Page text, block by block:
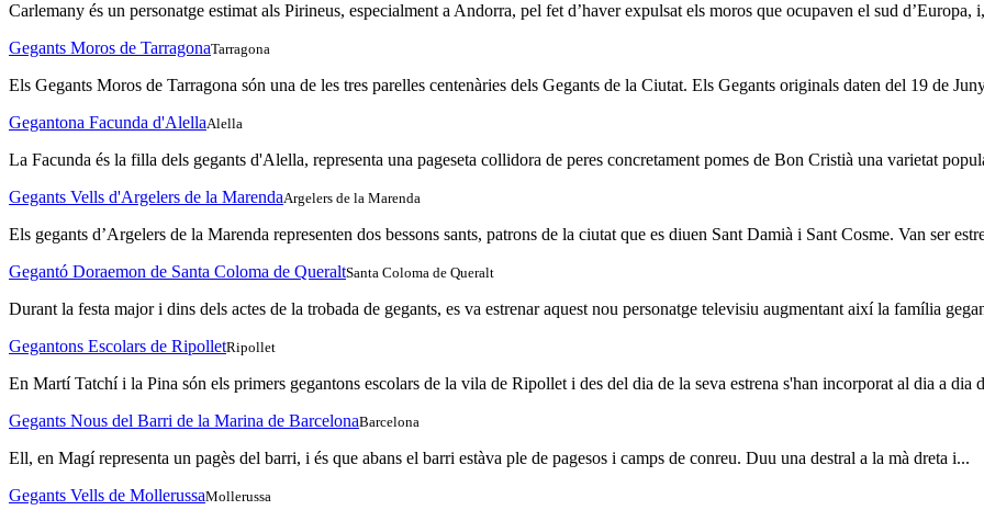
Carlemany és un personatge estimat als Pirineus, especialment a Andorra, pel fet d’haver expulsat els moros que ocupaven el sud d’Europa,
Gegants Moros de TarragonaTarragona
Els Gegants Moros de Tarragona són una de les tres parelles centenàries dels Gegants de la Ciutat. Els Gegants originals daten del 19 de
Gegantona Facunda d'AlellaAlella
La Facunda és la filla dels gegants d'Alella, representa una pageseta collidora de peres concretament pomes de Bon Cristià una varietat
Gegants Vells d'Argelers de la MarendaArgelers de la Marenda
Els gegants d’Argelers de la Marenda representen dos bessons sants, patrons de la ciutat que es diuen Sant Damià i Sant Cosme. Van ser
Gegantó Doraemon de Santa Coloma de QueraltSanta Coloma de Queralt
Durant la festa major i dins dels actes de la trobada de gegants, es va estrenar aquest nou personatge televisiu augmentant així la família
Gegantons Escolars de RipolletRipollet
En Martí Tatchí i la Pina són els primers gegantons escolars de la vila de Ripollet i des del dia de la seva estrena s'han incorporat al dia a dia
Gegants Nous del Barri de la Marina de BarcelonaBarcelona
Ell, en Magí representa un pagès del barri, i és que abans el barri estàva ple de pagesos i camps de conreu. Duu una destral a la mà dreta i...
Gegants Vells de MollerussaMollerussa